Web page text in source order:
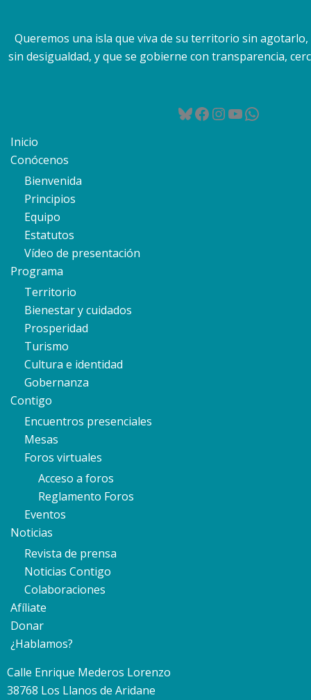
Queremos una isla que viva de su territorio sin
sin desigualdad, y que se gobierne con transparencia,
Bluesky
Facebook
Instagram
YouTube
Inicio
Conócenos
Bienvenida
Principios
Equipo
Estatutos
Vídeo de presentación
Programa
Territorio
Bienestar y cuidados
Prosperidad
Turismo
Cultura e identidad
Gobernanza
Contigo
Encuentros presenciales
Mesas
Foros virtuales
Acceso a foros
Reglamento Foros
Eventos
Noticias
Revista de prensa
Noticias Contigo
Colaboraciones
Afíliate
Donar
¿Hablamos?
Calle Enrique Mederos Lorenzo
38768 Los Llanos de Aridane